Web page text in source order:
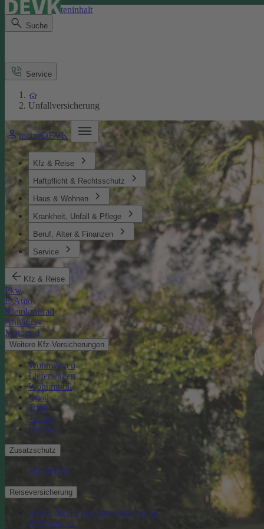
Direkt zum Seiteninhalt
Suche
meineDEVK
Kfz & Reise
Haftpflicht & Rechtsschutz
Haus & Wohnen
Krankheit, Unfall & Pflege
Beruf, Alter & Finanzen
Service
Kfz & Reise
Pkw
E-Auto
Kleinkraftrad
Anhänger
Motorrad
Weitere Kfz-Versicherungen
Wohnwagen
Lieferwagen
Wohnmobil
Quad
Trike
Traktor
Oldtimer
Zusatzschutz
Schutzbrief
Reiseversicherung
Auslandsreisekrankenversicherung
Reisegepäck
Service
Unfallversicherung